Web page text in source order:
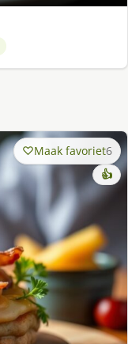
Maak favoriet6
👍